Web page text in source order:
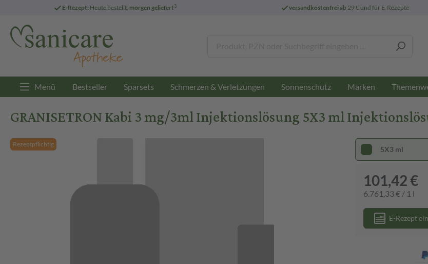
E-Rezept: Heute bestellt, morgen geliefert3 versandkostenfreiab 29 € und für E-Rezepte
Menü Bestseller Sparsets Schmerzen & Verletzungen Sonnenschutz Marken
GRANISETRON Kabi 3 mg/3ml Injektionslösung 5X3 ml
Rezeptpflichtig
5X3 ml
101,42 €
6.761,33 € / 1 l
E-Rezept